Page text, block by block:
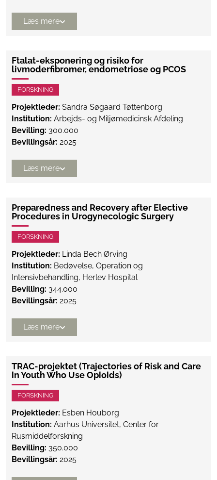
Læs mere
Ftalat-eksponering og risiko for
livmoderfibromer, endometriose og PCOS
FORSKNING
Projektleder: Sandra Søgaard Tøttenborg
Institution: Arbejds- og Miljømedicinsk Afdeling
Bevilling: 300.000
Bevillingsår: 2025
Læs mere
Preparedness and Recovery after Elective
Procedures in Urogynecologic Surgery
FORSKNING
Projektleder: Linda Bech Ørving
Institution: Bedøvelse, Operation og
Intensivbehandling, Herlev Hospital
Bevilling: 344.000
Bevillingsår: 2025
Læs mere
TRAC-projektet (Trajectories of Risk and Care
in Youth Who Use Opioids)
FORSKNING
Projektleder: Esben Houborg
Institution: Aarhus Universitet, Center for
Rusmiddelforskning
Bevilling: 350.000
Bevillingsår: 2025